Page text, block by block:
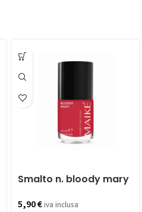
Smalto n. bloody mary
5,90€iva inclusa